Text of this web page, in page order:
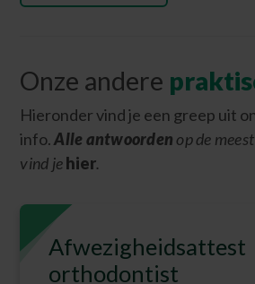
Onze andere
Hieronder vind je een greep uit
info.Alle antwoorden op de
vind jehier.
Afwezigheidsattest
orthodontist